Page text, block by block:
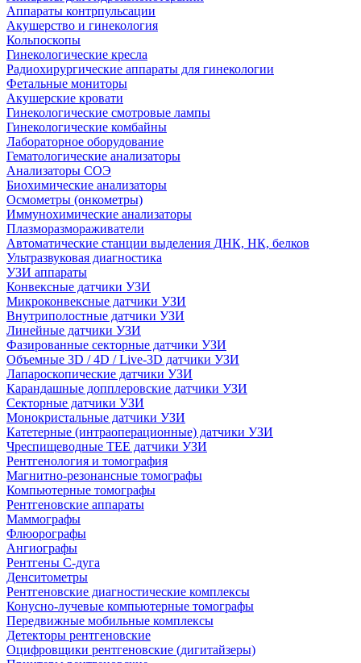
Аппараты контрпульсации
Акушерство и гинекология
Кольпоскопы
Гинекологические кресла
Радиохирургические аппараты для гинекологии
Фетальные мониторы
Акушерские кровати
Гинекологические смотровые лампы
Гинекологические комбайны
Лабораторное оборудование
Гематологические анализаторы
Анализаторы СОЭ
Биохимические анализаторы
Осмометры (онкометры)
Иммунохимические анализаторы
Плазморазмораживатели
Автоматические станции выделения ДНК, НК, белков
Ультразвуковая диагностика
УЗИ аппараты
Конвексные датчики УЗИ
Микроконвексные датчики УЗИ
Внутриполостные датчики УЗИ
Линейные датчики УЗИ
Фазированные секторные датчики УЗИ
Объемные 3D / 4D / Live-3D датчики УЗИ
Лапароскопические датчики УЗИ
Карандашные допплеровские датчики УЗИ
Секторные датчики УЗИ
Монокристальные датчики УЗИ
Катетерные (интраоперационные) датчики УЗИ
Чреспищеводные TEE датчики УЗИ
Рентгенология и томография
Магнитно-резонансные томографы
Компьютерные томографы
Рентгеновские аппараты
Маммографы
Флюорографы
Ангиографы
Рентгены С-дуга
Денситометры
Рентгеновские диагностические комплексы
Конусно-лучевые компьютерные томографы
Передвижные мобильные комплексы
Детекторы рентгеновские
Оцифровщики рентгеновские (дигитайзеры)